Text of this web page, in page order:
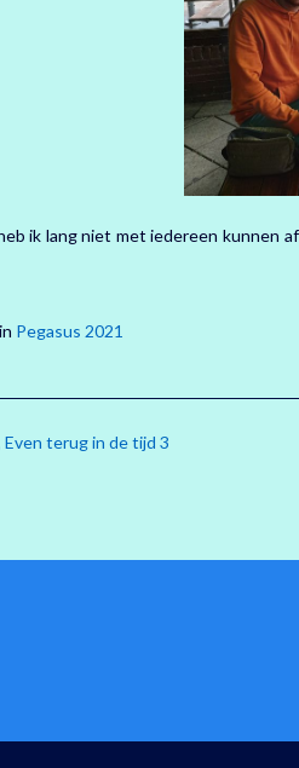
ik lang niet met iedereen kunnen
Pegasus 2021
Even terug in de tijd 3